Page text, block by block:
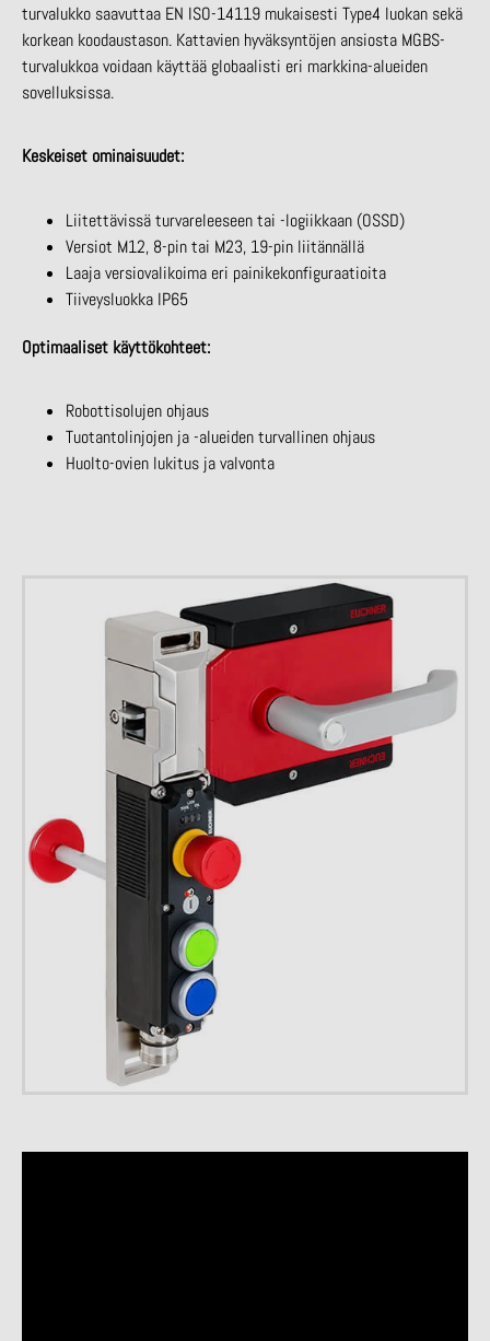
turvalukko saavuttaa EN ISO-14119 mukaisesti Type4 luokan sekä
korkean koodaustason. Kattavien hyväksyntöjen ansiosta MGBS-
turvalukkoa voidaan käyttää globaalisti eri markkina-alueiden
sovelluksissa.
Keskeiset ominaisuudet:
Liitettävissä turvareleeseen tai -logiikkaan (OSSD)
Versiot M12, 8-pin tai M23, 19-pin liitännällä
Laaja versiovalikoima eri painikekonfiguraatioita
Tiiveysluokka IP65
Optimaaliset käyttökohteet:
Robottisolujen ohjaus
Tuotantolinjojen ja -alueiden turvallinen ohjaus
Huolto-ovien lukitus ja valvonta